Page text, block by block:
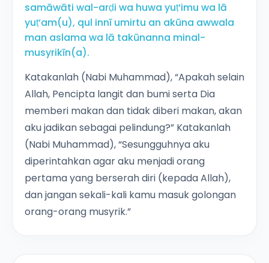
samāwāti wal-arḍi wa huwa yuṭ‘imu wa lā
yuṭ‘am(u), qul innī umirtu an akūna awwala
man aslama wa lā takūnanna minal-
musyrikīn(a).
Katakanlah (Nabi Muhammad), “Apakah selain
Allah, Pencipta langit dan bumi serta Dia
memberi makan dan tidak diberi makan, akan
aku jadikan sebagai pelindung?” Katakanlah
(Nabi Muhammad), “Sesungguhnya aku
diperintahkan agar aku menjadi orang
pertama yang berserah diri (kepada Allah),
dan jangan sekali-kali kamu masuk golongan
orang-orang musyrik.”